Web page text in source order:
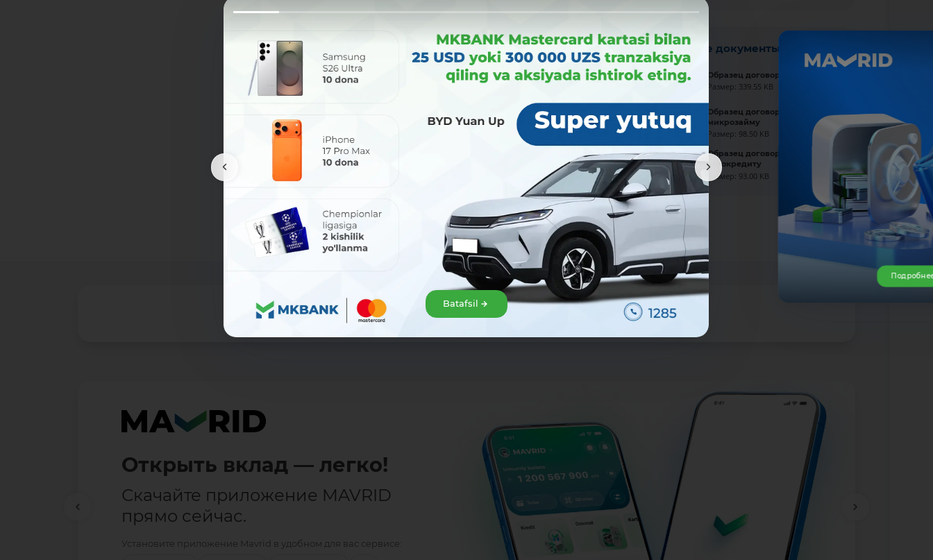
Новые документы
Образец договора по вкладу
Размер: 339.55 KB
Образец договора по
микрозайму
Размер: 98.50 KB
Образец договора по
автокредиту
Размер: 93.00 KB
Поделиться: Facebook
Открыть вклад — легко!
Скачайте приложение MAVRID
прямо сейчас.
Установите приложение Mavrid в удобном для вас сервисе:
Batafsil